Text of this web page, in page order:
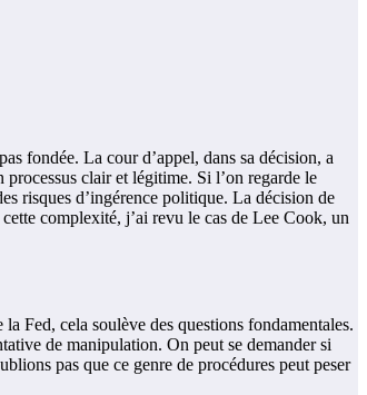
fondée. La cour d’appel, dans sa décision, a
clair et légitime. Si l’on regarde le
risques d’ingérence politique. La décision de
complexité, j’ai revu le cas de Lee Cook, un
Fed, cela soulève des questions fondamentales.
de manipulation. On peut se demander si
pas que ce genre de procédures peut peser